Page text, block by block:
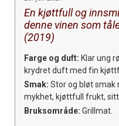
En kjøttfull og
denne vinen som
(2019)
Farge og duft: Klar ung
krydret duft med fin
Smak: Stor og bløt smak
mykhet, kjøttfull frukt,
Bruksområde: Grillmat.